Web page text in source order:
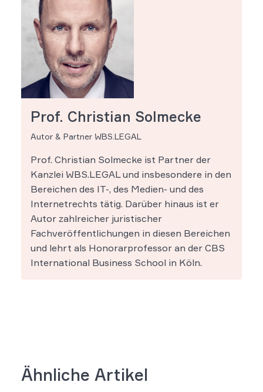
Prof. Christian Solmecke
Autor & Partner WBS.LEGAL
Prof. Christian Solmecke ist Partner der
Kanzlei WBS.LEGAL und insbesondere in den
Bereichen des IT-, des Medien- und des
Internetrechts tätig. Darüber hinaus ist er
Autor zahlreicher juristischer
Fachveröffentlichungen in diesen Bereichen
und lehrt als Honorarprofessor an der CBS
International Business School in Köln.
Ähnliche Artikel